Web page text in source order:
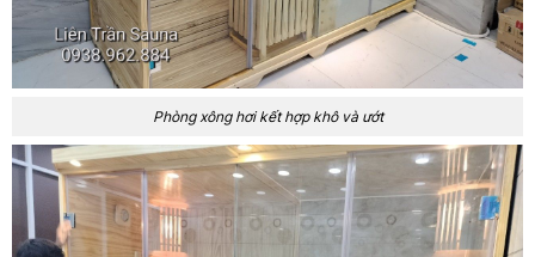
Phòng xông hơi kết hợp khô và ướt